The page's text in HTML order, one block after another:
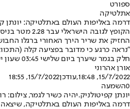
ספורט
אתלטיקה
דרמה באליפות העולם באתלטיקה: יונתן
הקופץ לגובה
החזיק את שריר הירך האחורי ברגלו
"נראה כרגע כי מדובר בפציעה קלה
חלק בגמר שיערך ביום שלישי 03:45 שעון ישראל"
אורן אהרוני
15/7/2022, 18:48
,עודכן15/7/2022, 18:55
0השמעה
יונתן קפיטולניק.יהיה כשיר לגמר, צילום:
דרמה באליפות העולם באתלטיקה, שיצאה